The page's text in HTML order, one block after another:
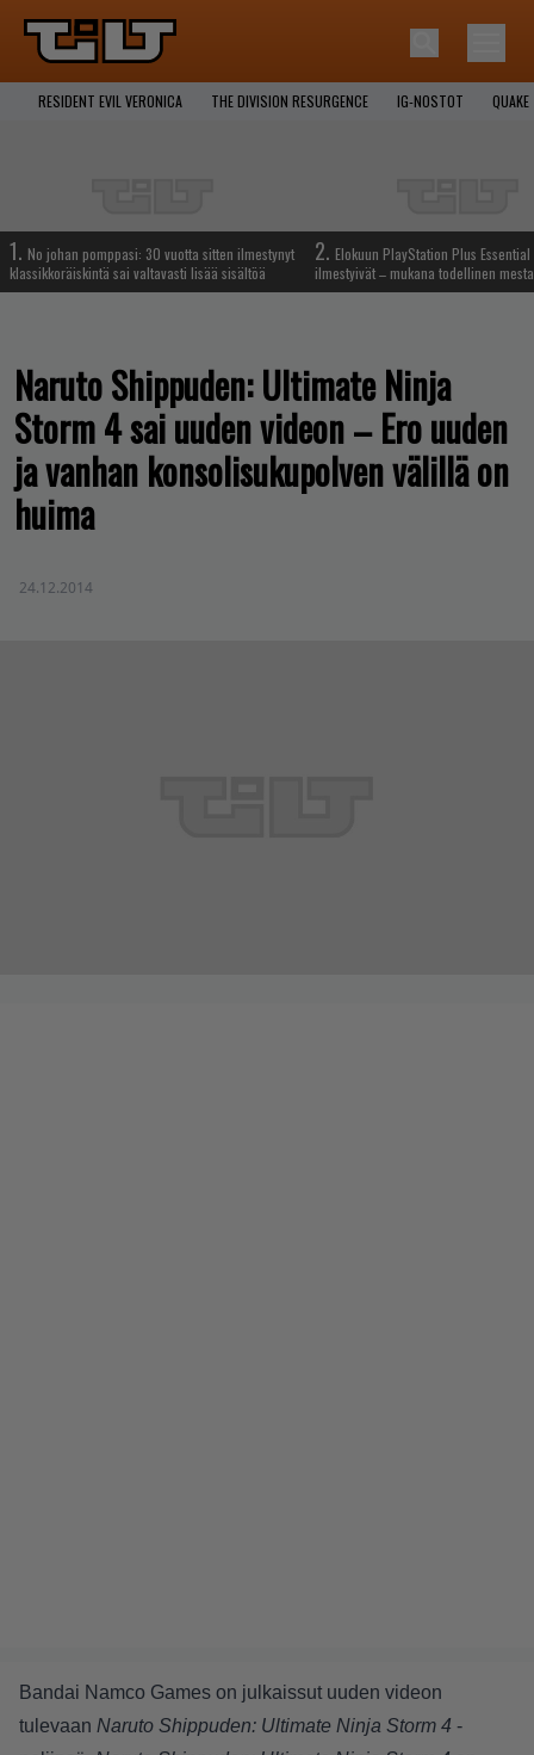
RESIDENT EVIL VERONICA THE DIVISION RESURGENCE IG-NOSTOT QUAKE
1. No johan pomppasi: 30 vuotta sitten ilmestynyt
klassikkoräiskintä sai valtavasti lisää sisältöä
2. Elokuun PlayStation Plus
ilmestyivät – mukana todellinen
Naruto Shippuden: Ultimate Ninja
Storm 4 sai uuden videon – Ero uuden
ja vanhan konsolisukupolven välillä on
huima
24.12.2014
Bandai Namco Games on julkaissut uuden videon
tulevaan Naruto Shippuden: Ultimate Ninja Storm 4 -